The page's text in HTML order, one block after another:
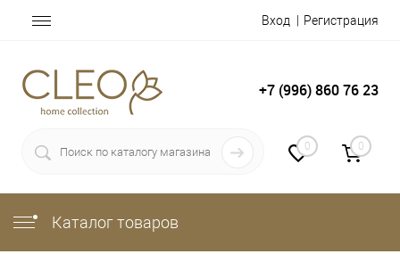
Вход Регистрация
+7 (996) 860 76 23
0 0
Каталог товаров